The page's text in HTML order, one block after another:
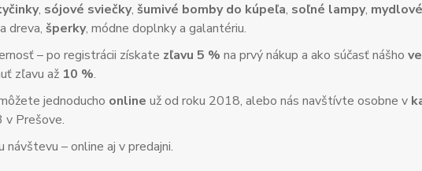
, sójové sviečky, šumivé bomby do kúpeľa, soľné lampy,
dreva, šperky, módne doplnky a galantériu.
– po registrácii získate zľavu 5 % na prvý nákup a ako súčasť nášho
zľavu až 10 %.
jednoducho online už od roku 2018, alebo nás navštívte osobne v
v Prešove.
návštevu – online aj v predajni.